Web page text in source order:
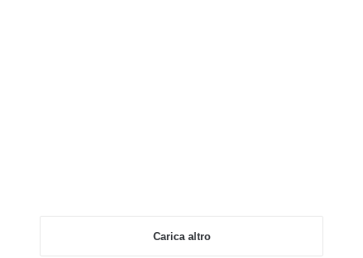
Carica altro